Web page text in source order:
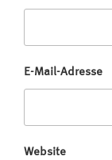
E-Mail-Adresse
Website